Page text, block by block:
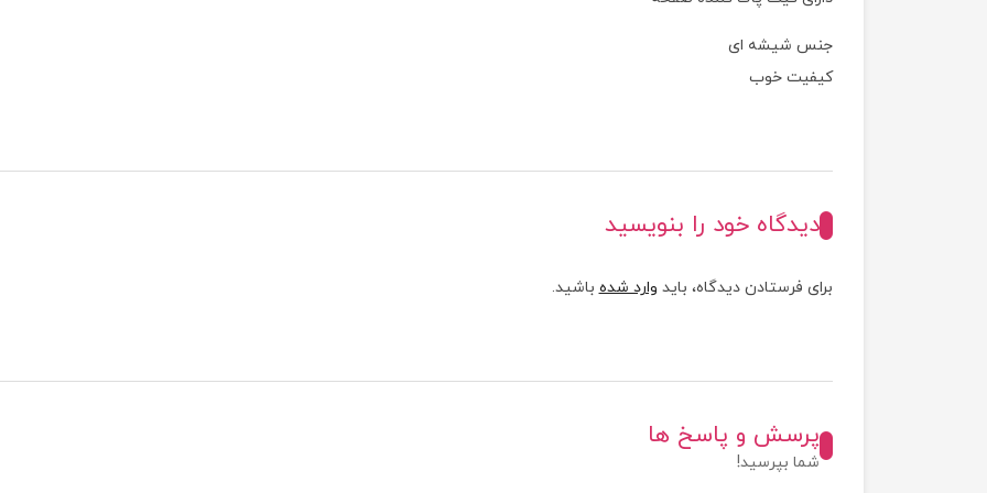
جنس شیشه ای
کیفیت خوب
دیدگاه خود را بنویسید
برای فرستادن دیدگاه، باید وارد شدهباشید.
پرسش و پاسخ ها
شما بپرسید!